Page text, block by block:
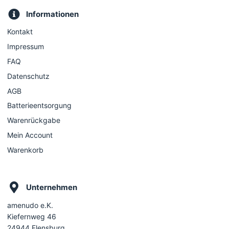
Informationen
Kontakt
Impressum
FAQ
Datenschutz
AGB
Batterieentsorgung
Warenrückgabe
Mein Account
Warenkorb
Unternehmen
amenudo e.K.
Kiefernweg 46